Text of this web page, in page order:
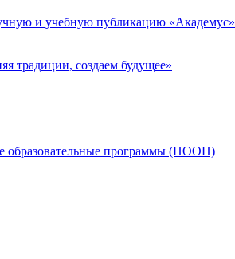
и учебную публикацию «Академус»
традиции, создаем будущее»
образовательные программы (ПООП)